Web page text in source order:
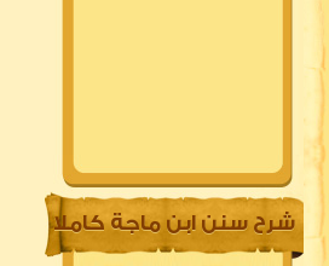
شرح سنن ابن ماجة كاملا